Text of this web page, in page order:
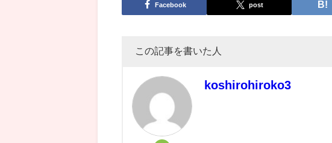
Facebook post
この記事を書いた人
koshirohiroko3